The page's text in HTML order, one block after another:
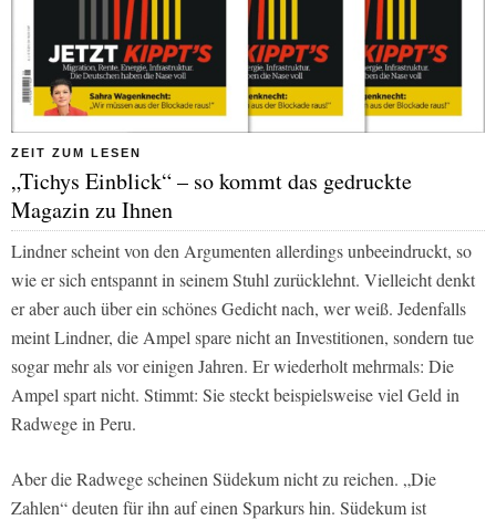
ZEIT ZUM LESEN
„Tichys Einblick“ – so kommt das gedruckte
Magazin zu Ihnen
Lindner scheint von den Argumenten allerdings unbeeindruckt, so
wie er sich entspannt in seinem Stuhl zurücklehnt. Vielleicht denkt
er aber auch über ein schönes Gedicht nach, wer weiß. Jedenfalls
meint Lindner, die Ampel spare nicht an Investitionen, sondern tue
sogar mehr als vor einigen Jahren. Er wiederholt mehrmals: Die
Ampel spart nicht. Stimmt: Sie steckt beispielsweise viel Geld in
Radwege in Peru.
Aber die Radwege scheinen Südekum nicht zu reichen. „Die
Zahlen“ deuten für ihn auf einen Sparkurs hin. Südekum ist